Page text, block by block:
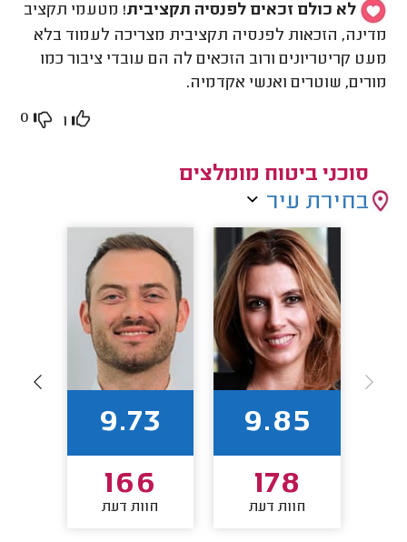
לא כולם זכאים לפנסיה תקציבית! מטעמי תקציב
מדינה, הזכאות לפנסיה תקציבית מצריכה לעמוד בלא
מעט קריטריונים ורוב הזכאים לה הם עובדי ציבור כמו
מורים, שוטרים ואנשי אקדמיה.
1
0
סוכני ביטוח מומלצים
בחירת עיר
9.85
178
חוות דעת
9.73
166
חוות דעת